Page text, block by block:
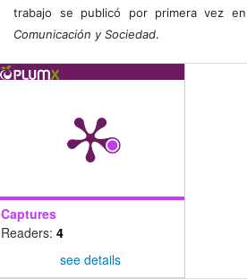
trabajo se publicó por primera vez en
Comunicación y Sociedad.
Captures
Readers: 4
see details